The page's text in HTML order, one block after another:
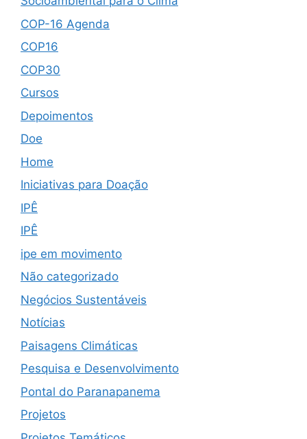
COP-16 Agenda
COP16
COP30
Cursos
Depoimentos
Doe
Home
Iniciativas para Doação
IPÊ
IPÊ
ipe em movimento
Não categorizado
Negócios Sustentáveis
Notícias
Paisagens Climáticas
Pesquisa e Desenvolvimento
Pontal do Paranapanema
Projetos